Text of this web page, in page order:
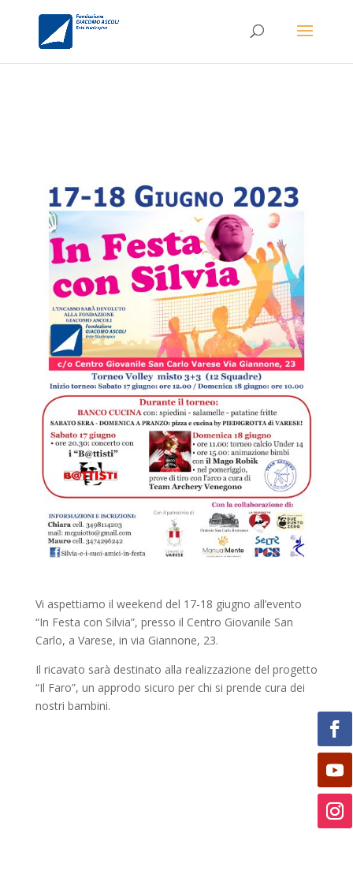
Vi aspettiamo il weekend del 17-18 giugno all’evento
“In Festa con Silvia”, presso il Centro Giovanile San
Carlo, a Varese, in via Giannone, 23.
Il ricavato sarà destinato alla realizzazione del progetto
“Il Faro”, un approdo sicuro per chi si prende cura dei
nostri bambini.